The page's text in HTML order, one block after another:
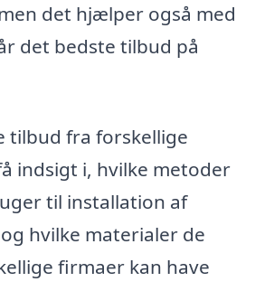
det hjælper også med
det bedste tilbud på
tilbud fra forskellige
indsigt i, hvilke metoder
til installation af
hvilke materialer de
firmaer kan have